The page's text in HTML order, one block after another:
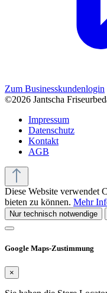
Zum Businesskundenlogin
©2026 Jantscha
Impressum
Datenschutz
Kontakt
AGB
Diese Website verwendet
bieten zu können. Mehr
Nur technisch notwendige
Google Maps-Zustimmung
×